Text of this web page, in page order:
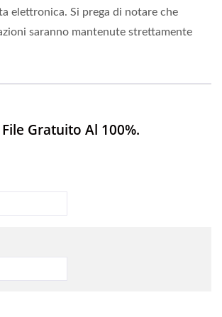
elettronica. Si prega di notare che
saranno mantenute strettamente
Gratuito Al 100%.